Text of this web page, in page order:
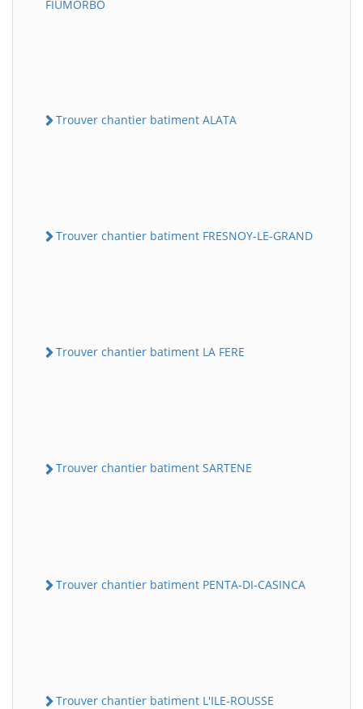
FIUMORBO
Trouver chantier batiment ALATA
Trouver chantier batiment FRESNOY-LE-GRAND
Trouver chantier batiment LA FERE
Trouver chantier batiment SARTENE
Trouver chantier batiment PENTA-DI-CASINCA
Trouver chantier batiment L'ILE-ROUSSE